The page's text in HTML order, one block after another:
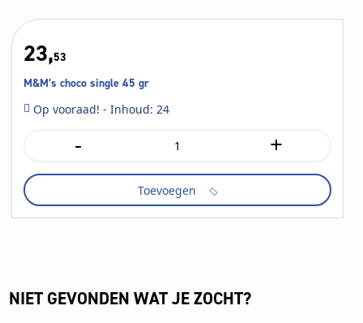
23,53
M&M’s choco single 45 gr
Op vooraad! - Inhoud: 24
-
single
gr
aantal
+
Toevoegen
NIET GEVONDEN WAT JE ZOCHT?